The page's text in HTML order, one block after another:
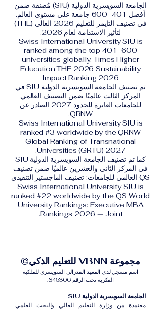
الجامعة السويسرية الدولية (SIU) مُصنفة ضمن
أفضل 401–600 جامعة على مستوى العالم.
في تصنيف التايمز للتعليم 2026 العالي (THE)
لتأثير الاستدامة لعام 2026.
Swiss International University SIU is
ranked among the top 401–600
universities globally. Times Higher
Education THE 2026 Sustainability
Impact Ranking 2026
تم تصنيف الجامعة السويسرية الدولية SIU في
المركز الثالث عالميًا ضمن التصنيف العالمي
للجامعات العابرة للحدود 2027 الصادر عن
QRNW.
Swiss International University SIU is
ranked #3 worldwide by the QRNW
Global Ranking of Transnational
Universities (GRTU) 2027.
كما تم تصنيف الجامعة السويسرية الدولية SIU
في المركز الثاني والعشرين عالميًا ضمن تصنيف
QS العالمي للجامعات: تصنيف الماجستير التنفيذي
Swiss International University SIU is
ranked #22 worldwide by the QS World
University Rankings: Executive MBA
Rankings 2026 — Joint.
مجموعة VBNN للتعليم الذكي©
اسم مسجل لدى المعهد الفدرالي السويسري للملكية
الفكرية تحت الرقم 845306.
الجامعة السويسرية الدولية SIU
معتمدة من وزارة التعليم العالي والبحث العلمي